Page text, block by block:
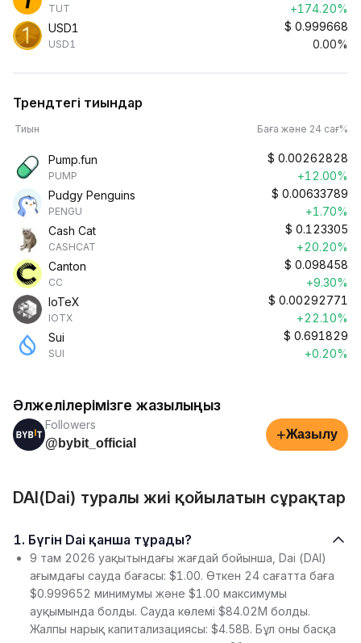
TUT
+174.20%
USD1
USD1
$ 0.999668
0.00%
Трендтегі тиындар
Тиын Баға және 24 сағ%
Pump.fun
PUMP
$ 0.00262828
+12.00%
Pudgy Penguins
PENGU
$ 0.00633789
+1.70%
Cash Cat
CASHCAT
$ 0.123305
+20.20%
Canton
CC
$ 0.098458
+9.30%
IoTeX
IOTX
$ 0.00292771
+22.10%
Sui
SUI
$ 0.691829
+0.20%
Әлжелілерімізге жазылыңыз
Followers
@bybit_official
+Жазылу
DAI(Dai) туралы жиі қойылатын сұрақтар
1. Бүгін Dai қанша тұрады?
9 там 2026 уақытындағы жағдай бойынша, Dai (DAI)
ағымдағы сауда бағасы: $1.00. Өткен 24 сағатта баға
$0.999652 минимумы және $1.00 максимумы
ауқымында болды. Сауда көлемі $84.02M болды.
Жалпы нарық капитализациясы: $4.58B. Бұл оны басқа